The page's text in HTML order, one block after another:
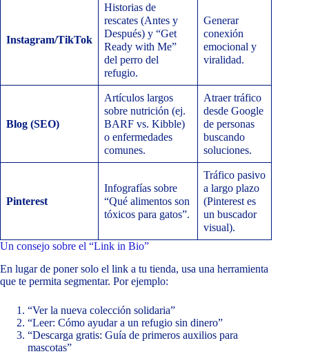
Instagram/TikTok
Historias de
rescates (Antes y
Después) y “Get
Ready with Me”
del perro del
refugio.
Generar
conexión
emocional y
viralidad.
Blog (SEO)
Artículos largos
sobre nutrición (ej.
BARF vs. Kibble)
o enfermedades
comunes.
Atraer tráfico
desde Google
de personas
buscando
soluciones.
Pinterest
Infografías sobre
“Qué alimentos son
tóxicos para gatos”.
Tráfico pasivo
a largo plazo
(Pinterest es
un buscador
visual).
Un consejo sobre el “Link in Bio”
En lugar de poner solo el link a tu tienda, usa una herramienta
que te permita segmentar. Por ejemplo:
“Ver la nueva colección solidaria”
“Leer: Cómo ayudar a un refugio sin dinero”
“Descarga gratis: Guía de primeros auxilios para
mascotas”